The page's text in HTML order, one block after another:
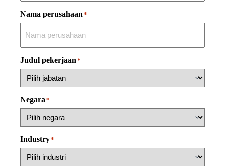
Nama perusahaan*
Judul pekerjaan*
Negara*
Industry*